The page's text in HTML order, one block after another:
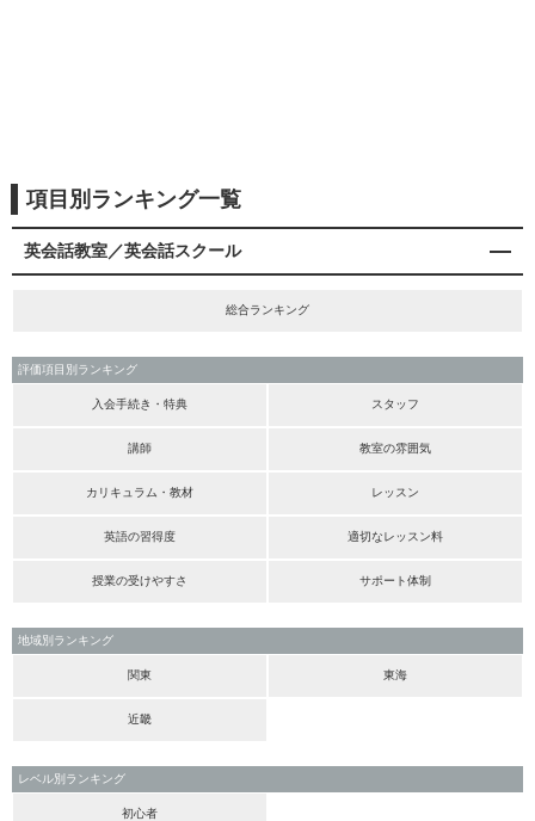
項目別ランキング一覧
英会話教室／英会話スクール
総合ランキング
評価項目別ランキング
入会手続き・特典 スタッフ
講師 教室の雰囲気
カリキュラム・教材 レッスン
英語の習得度 適切なレッスン料
授業の受けやすさ サポート体制
地域別ランキング
関東 東海
近畿
レベル別ランキング
初心者